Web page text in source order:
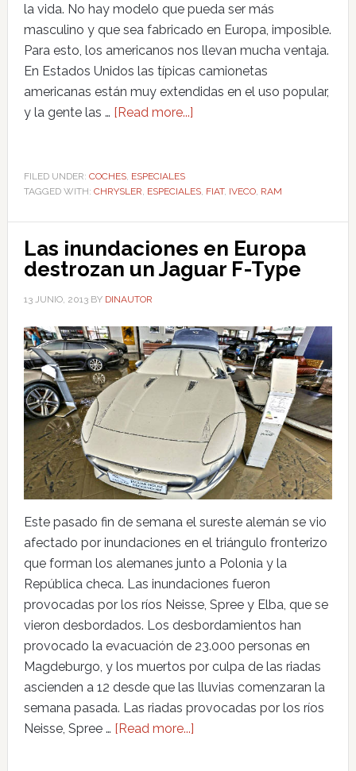
la vida. No hay modelo que pueda ser más
masculino y que sea fabricado en Europa, imposible.
Para esto, los americanos nos llevan mucha ventaja.
En Estados Unidos las típicas camionetas
americanas están muy extendidas en el uso popular,
y la gente las … [Read more...]
FILED UNDER: COCHES, ESPECIALES
TAGGED WITH: CHRYSLER ESPECIALES, FIAT, IVECO, RAM
Las inundaciones en Europa
destrozan un Jaguar F-Type
13 JUNIO, 2013BY DINAUTOR
Este pasado fin de semana el sureste alemán se vio
afectado por inundaciones en el triángulo fronterizo
que forman los alemanes junto a Polonia y la
República checa. Las inundaciones fueron
provocadas por los ríos Neisse, Spree y Elba, que se
vieron desbordados. Los desbordamientos han
provocado la evacuación de 23.000 personas en
Magdeburgo, y los muertos por culpa de las riadas
ascienden a 12 desde que las lluvias comenzaran la
semana pasada. Las riadas provocadas por los ríos
Neisse, Spree … [Read more...]